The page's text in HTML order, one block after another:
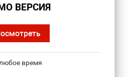
ВЕРСИЯ
время